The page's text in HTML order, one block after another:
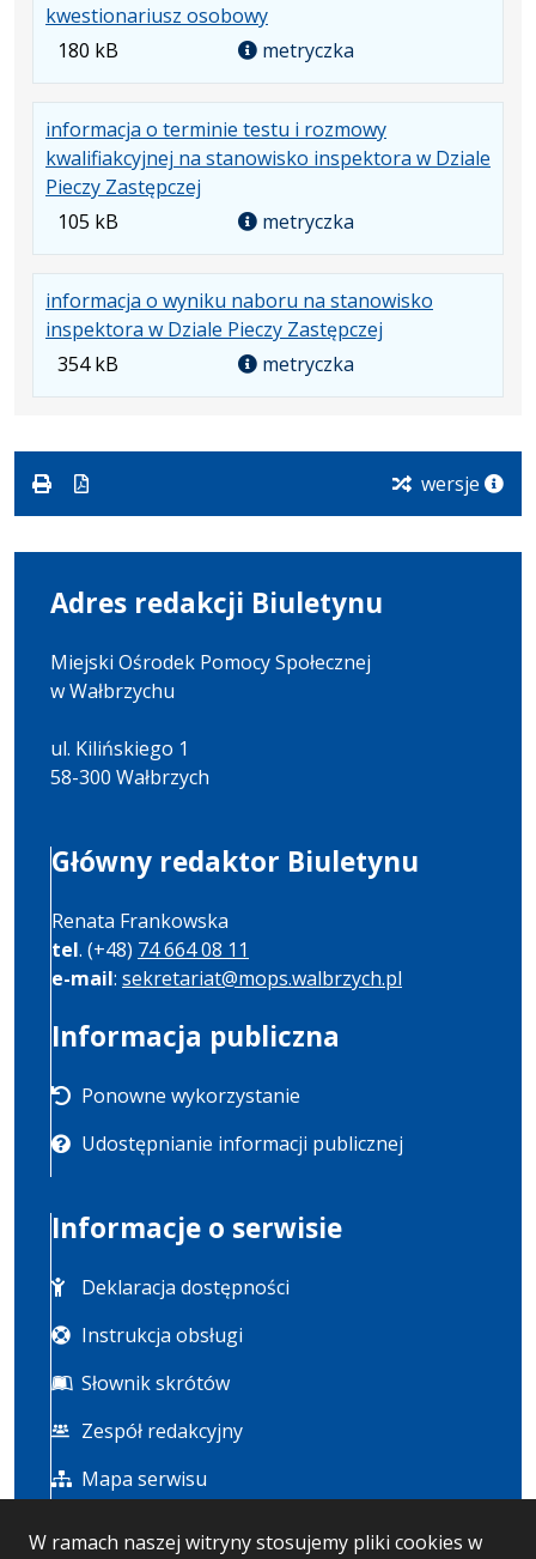
W ramach naszej witryny stosujemy pliki cookies w
kwestionariusz osobowy.
Rozmiar
kB
180 kB metryczka
informacja o terminie testu i rozmowy
kwalifiakcyjnej na stanowisko inspektora w Dziale
Pieczy Zastępczej
Rozmiar
kB
105 kB metryczka
informacja o wyniku naboru na stanowisko
inspektora w Dziale Pieczy Zastępczej
354 kB metryczka
wersje
Adres redakcji Biuletynu
Miejski Ośrodek Pomocy Społecznej
w Wałbrzychu
ul. Kilińskiego 1
58-300 Wałbrzych
Główny redaktor Biuletynu
Renata Frankowska
tel. (+48) 74 664 08 11
e-mail: sekretariat@mops.walbrzych.pl
Informacja publiczna
Ponowne wykorzystanie
Udostępnianie informacji publicznej
Informacje o serwisie
Deklaracja dostępności
Instrukcja obsługi
Słownik skrótów
Zespół redakcyjny
Mapa serwisu